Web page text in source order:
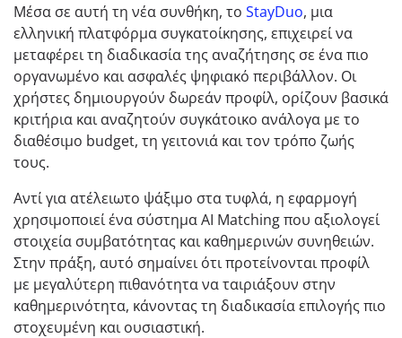
Μέσα σε αυτή τη νέα συνθήκη, το StayDuo, μια
ελληνική πλατφόρμα συγκατοίκησης, επιχειρεί να
μεταφέρει τη διαδικασία της αναζήτησης σε ένα πιο
οργανωμένο και ασφαλές ψηφιακό περιβάλλον. Οι
χρήστες δημιουργούν δωρεάν προφίλ, ορίζουν βασικά
κριτήρια και αναζητούν συγκάτοικο ανάλογα με το
διαθέσιμο budget, τη γειτονιά και τον τρόπο ζωής
τους.
Αντί για ατέλειωτο ψάξιμο στα τυφλά, η εφαρμογή
χρησιμοποιεί ένα σύστημα AI Matching που αξιολογεί
στοιχεία συμβατότητας και καθημερινών συνηθειών.
Στην πράξη, αυτό σημαίνει ότι προτείνονται προφίλ
με μεγαλύτερη πιθανότητα να ταιριάξουν στην
καθημερινότητα, κάνοντας τη διαδικασία επιλογής πιο
στοχευμένη και ουσιαστική.